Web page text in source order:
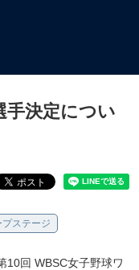
手決定につい
ステージ
回 WBSC女子野球ワ